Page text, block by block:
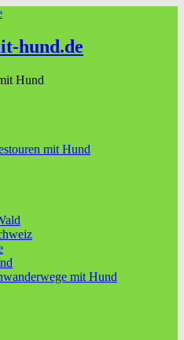
hund.de
Hund
mit Hund
mit Hund